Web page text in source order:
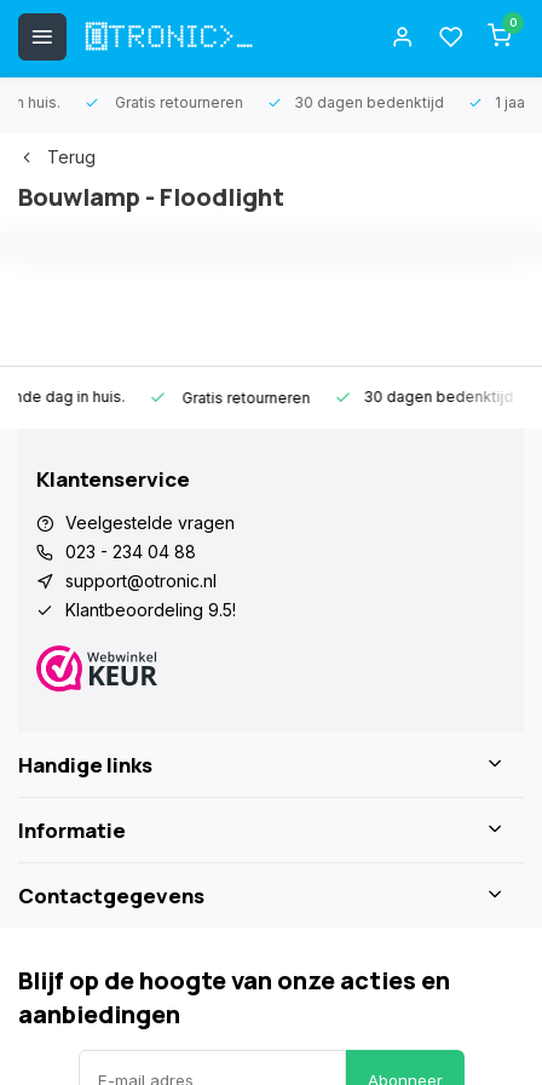
0
Gratis retourneren 30 dagen bedenktijd 1 jaar garantie
Terug
Bouwlamp - Floodlight
Gratis retourneren 30 dagen bedenktijd 1 jaar
Klantenservice
Veelgestelde vragen
023 - 234 04 88
support@otronic.nl
Klantbeoordeling 9.5!
Handige links
Informatie
Contactgegevens
Blijf op de hoogte van onze acties en
aanbiedingen
Abonneer